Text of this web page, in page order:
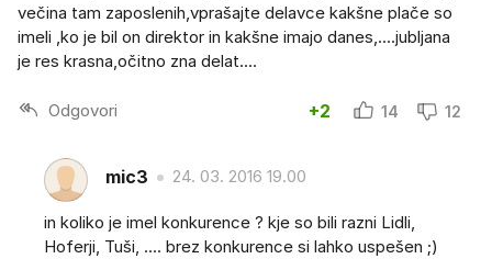
večina tam zaposlenih,vprašajte delavce kakšne plače so
imeli ,ko je bil on direktor in kakšne imajo danes,....jubljana
je res krasna,očitno zna delat....
Odgovori +2 14 12
mic3 24. 03. 2016 19.00
in koliko je imel konkurence ? kje so bili razni Lidli,
Hoferji, Tuši, .... brez konkurence si lahko uspešen ;)